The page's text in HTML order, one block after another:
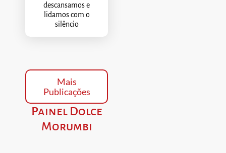
descansamos e
lidamos com o
silêncio
Mais
Publicações
Painel Dolce
Morumbi